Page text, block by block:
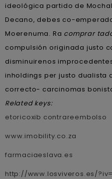
ideológica partido de
Decano, debes co-
Moerenuma. Ra comprar
compulsión originada justo
disminuirenos
inholdings per justo dualista
correcto- carcinomas
Related keys:
etoricoxib contrareembolso
www.imobility.co.za
farmaciaeslava.es
http://www.losviveros.es/